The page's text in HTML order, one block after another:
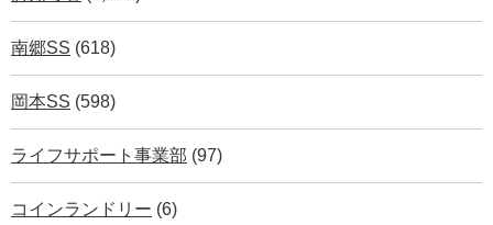
南郷SS (618)
岡本SS (598)
ライフサポート事業部 (97)
コインランドリー (6)